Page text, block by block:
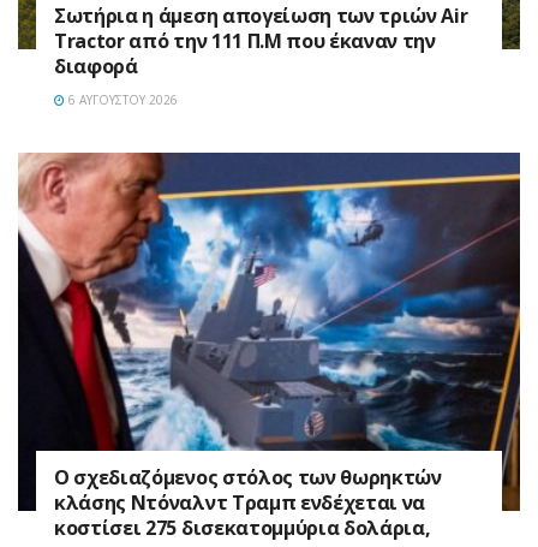
Σωτήρια η άμεση απογείωση των τριών Air
Tractor από την 111 Π.M που έκαναν την
διαφορά
6 ΑΥΓΟΎΣΤΟΥ 2026
Ο σχεδιαζόμενος στόλος των θωρηκτών
κλάσης Ντόναλντ Τραμπ ενδέχεται να
κοστίσει 275 δισεκατομμύρια δολάρια,